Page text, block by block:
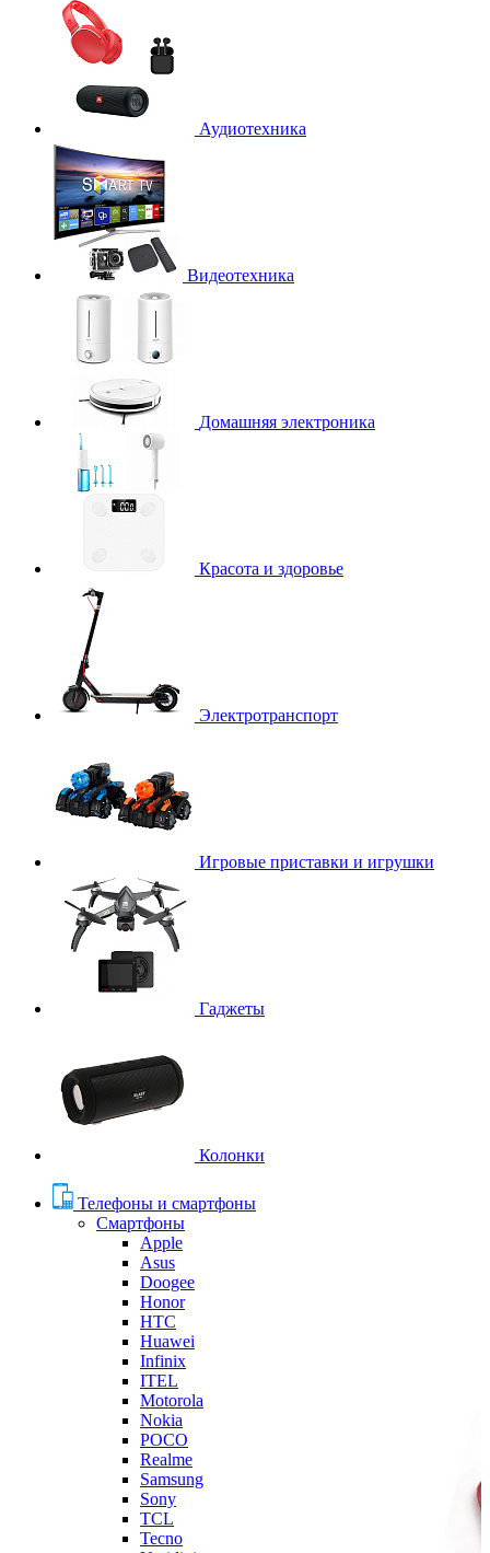
Аудиотехника
Видеотехника
Домашняя электроника
Красота и здоровье
Электротранспорт
Игровые приставки и игрушки
Гаджеты
Колонки
Телефоны и смартфоны
Смартфоны
Apple
Asus
Doogee
Honor
HTC
Huawei
Infinix
ITEL
Motorola
Nokia
POCO
Realme
Samsung
Sony
TCL
Tecno